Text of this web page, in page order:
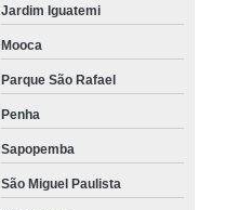
Jardim Iguatemi
Mooca
Parque São Rafael
Penha
Sapopemba
São Miguel Paulista